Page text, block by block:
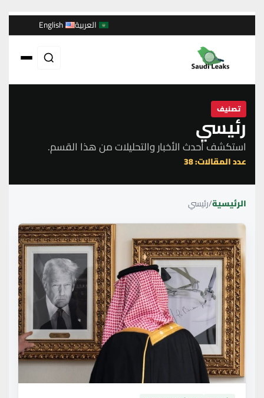
العربية English
تصنيف
رئيسي
استكشف أحدث الأخبار والتحليلات من هذا القسم.
عدد المقالات: 38
الرئيسية/رئيسي